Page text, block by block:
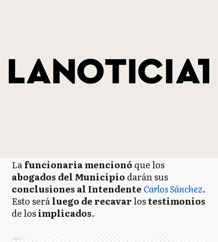
Lafuncionariamencionó que los
abogados del Municipio darán sus
conclusiones al Intendente Carlos Sánchez.
Esto seráluego de recavarlostestimonios
de losimplicados.
Ads